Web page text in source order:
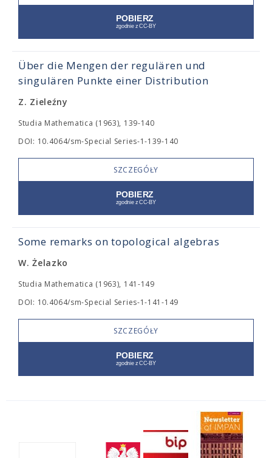
Über die Mengen der regulären und
singulären Punkte einer Distribution
Z. Zieleźny
Studia Mathematica (1963), 139-140
DOI: 10.4064/sm-Special Series-1-139-140
SZCZEGÓŁY
Some remarks on topological algebras
W. Żelazko
Studia Mathematica (1963), 141-149
DOI: 10.4064/sm-Special Series-1-141-149
SZCZEGÓŁY